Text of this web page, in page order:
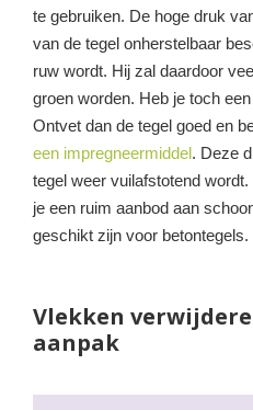
te gebruiken. De hoge druk
van de tegel onherstelbaar
ruw wordt. Hij zal daardoor
groen worden. Heb je toch
Ontvet dan de tegel goed en
een impregneermiddel. Deze
tegel weer vuilafstotend
je een ruim aanbod aan
geschikt zijn voor betontegels.
Vlekken
aanpak